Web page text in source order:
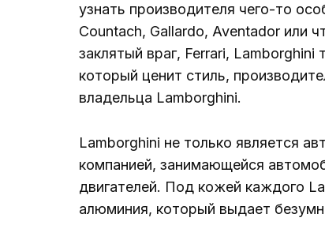
узнать производителя чего-то
Countach, Gallardo, Aventador или
заклятый враг, Ferrari,
который ценит стиль,
владельца Lamborghini.
Lamborghini не только является
компанией, занимающейся
двигателей. Под кожей каждого
алюминия, который выдает